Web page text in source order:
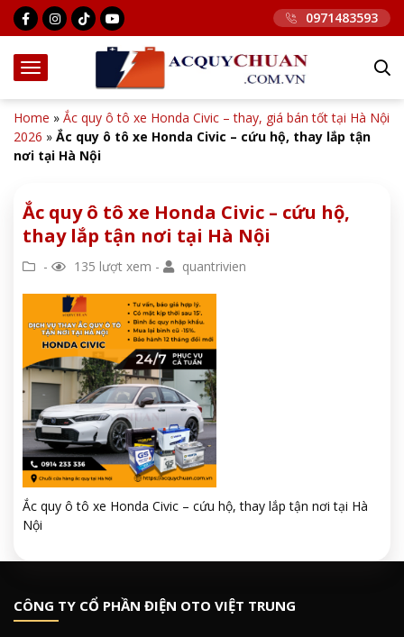
0971483593
Home » Ắc quy ô tô xe Honda Civic – thay, giá bán tốt tại Hà Nội
2026 » Ắc quy ô tô xe Honda Civic – cứu hộ, thay lắp tận
nơi tại Hà Nội
Ắc quy ô tô xe Honda Civic – cứu hộ,
thay lắp tận nơi tại Hà Nội
- 135 lượt xem - quantrivien
Ắc quy ô tô xe Honda Civic – cứu hộ, thay lắp tận nơi tại Hà
Nội
CÔNG TY CỔ PHẦN ĐIỆN OTO VIỆT TRUNG